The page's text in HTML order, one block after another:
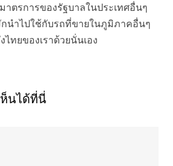
าตรการของรัฐบาลในประเทศอื่นๆ
นำไปใช้กับรถที่ขายในภูมิภาคอื่นๆ
ทยของเราด้วยนั่นเอง
นได้ที่นี่